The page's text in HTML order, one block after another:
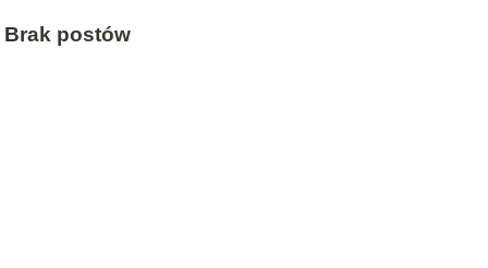
Brak postów